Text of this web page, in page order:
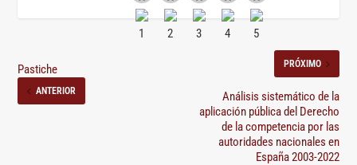
Pastiche
ANTERIOR
PRÓXIMO
Análisis sistemático de la
aplicación pública del Derecho
de la competencia por las
autoridades nacionales en
España 2003-2022